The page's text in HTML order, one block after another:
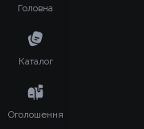
Головна
Каталог
Оголошення